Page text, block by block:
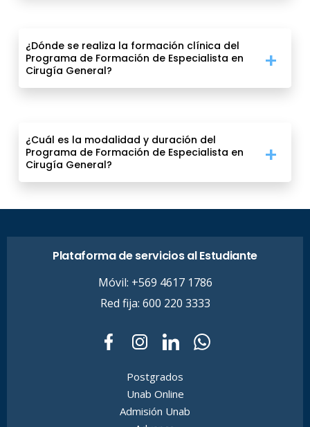
¿Dónde se realiza la formación clínica del
Programa de Formación de Especialista en
Cirugía General?
¿Cuál es la modalidad y duración del
Programa de Formación de Especialista en
Cirugía General?